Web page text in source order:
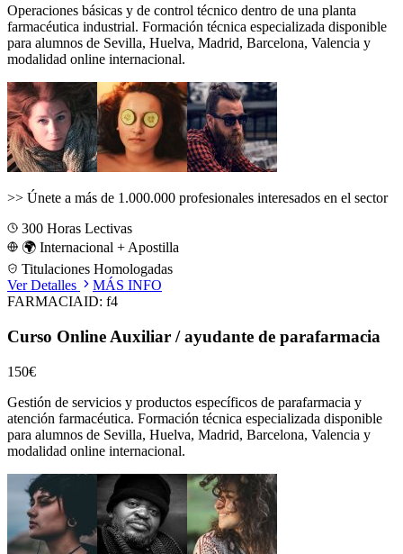
Operaciones básicas y de control técnico dentro de una planta
farmacéutica industrial. Formación técnica especializada disponible
para alumnos de Sevilla, Huelva, Madrid, Barcelona, Valencia y
modalidad online internacional.
>> Únete a más de 1.000.000 profesionales interesados en el sector
300 Horas Lectivas
🌍 Internacional + Apostilla
Titulaciones Homologadas
Ver Detalles
MÁS INFO
FARMACIAID: f4
Curso Online Auxiliar / ayudante de parafarmacia
150€
Gestión de servicios y productos específicos de parafarmacia y
atención farmacéutica. Formación técnica especializada disponible
para alumnos de Sevilla, Huelva, Madrid, Barcelona, Valencia y
modalidad online internacional.